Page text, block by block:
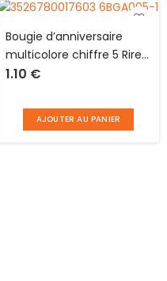
Bougie d’anniversaire
multicolore chiffre 5 Rire
et confetti
1.10 €
AJOUTER AU PANIER